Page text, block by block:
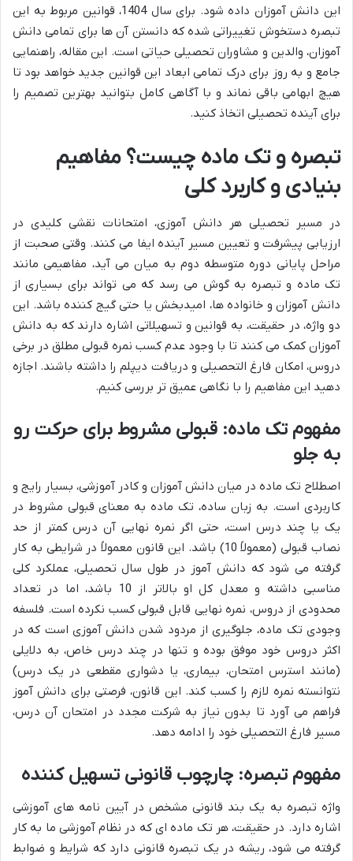
این دانش آموزان داده شود. برای سال 1404، قوانین مربوط به این
تبصره دستخوش تغییراتی شده که دانستن آن ها برای تمامی دانش
آموزان، والدین و مشاوران تحصیلی حیاتی است. این مقاله، راهنمایی
جامع و به روز برای درک تمامی ابعاد این قوانین جدید خواهد بود تا
هیچ ابهامی باقی نماند و با آگاهی کامل بتوانید بهترین تصمیم را
برای آینده تحصیلی اتخاذ کنید.
تبصره و تک ماده چیست؟ مفاهیم
بنیادی و کاربرد کلی
در مسیر تحصیلی هر دانش آموزی، امتحانات نقشی کلیدی در
ارزیابی پیشرفت و تعیین مسیر آینده ایفا می کنند. وقتی صحبت از
مراحل پایانی دوره متوسطه دوم به میان می آید، مفاهیمی مانند
تک ماده و تبصره به گوش می رسد که می تواند برای بسیاری از
دانش آموزان و خانواده ها، امیدبخش یا حتی گیج کننده باشد. این
دو واژه، در حقیقت، به قوانین و تسهیلاتی اشاره دارند که به دانش
آموزان کمک می کنند تا با وجود عدم کسب نمره قبولی مطلق در برخی
دروس، امکان فارغ التحصیلی و دریافت دیپلم را داشته باشند. اجازه
دهید این مفاهیم را با نگاهی عمیق تر بررسی کنیم.
مفهوم تک ماده: قبولی مشروط برای حرکت رو
به جلو
اصطلاح تک ماده در میان دانش آموزان و کادر آموزشی، بسیار رایج و
کاربردی است. به زبان ساده، تک ماده به معنای قبولی مشروط در
یک یا چند درس است، حتی اگر نمره نهایی آن درس کمتر از حد
نصاب قبولی (معمولاً 10) باشد. این قانون معمولاً در شرایطی به کار
گرفته می شود که دانش آموز در طول سال تحصیلی، عملکرد کلی
مناسبی داشته و معدل کل او بالاتر از 10 باشد، اما در تعداد
محدودی از دروس، نمره نهایی قابل قبولی کسب نکرده است. فلسفه
وجودی تک ماده، جلوگیری از مردود شدن دانش آموزی است که در
اکثر دروس خود موفق بوده و تنها در چند درس خاص، به دلایلی
(مانند استرس امتحان، بیماری، یا دشواری مقطعی در یک درس)
نتوانسته نمره لازم را کسب کند. این قانون، فرصتی برای دانش آموز
فراهم می آورد تا بدون نیاز به شرکت مجدد در امتحان آن درس،
مسیر فارغ التحصیلی خود را ادامه دهد.
مفهوم تبصره: چارچوب قانونی تسهیل کننده
واژه تبصره به یک بند قانونی مشخص در آیین نامه های آموزشی
اشاره دارد. در حقیقت، هر تک ماده ای که در نظام آموزشی ما به کار
گرفته می شود، ریشه در یک تبصره قانونی دارد که شرایط و ضوابط